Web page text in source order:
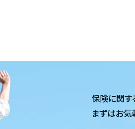
保険に関す
まずはお気